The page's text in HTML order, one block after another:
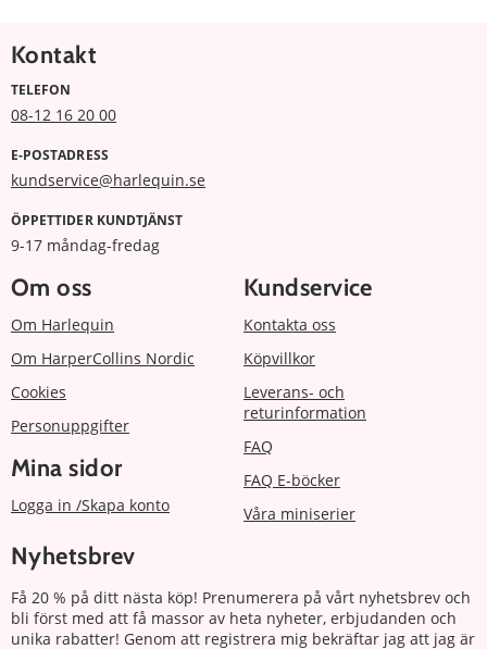
Kontakt
TELEFON
08-12 16 20 00
E-POSTADRESS
kundservice@harlequin.se
ÖPPETTIDER KUNDTJÄNST
9-17 måndag-fredag
Om oss
Om Harlequin
Om HarperCollins Nordic
Cookies
Personuppgifter
Mina sidor
Logga in /Skapa konto
Kundservice
Kontakta oss
Köpvillkor
Leverans- och
returinformation
FAQ
FAQ E-böcker
Våra miniserier
Nyhetsbrev
Få 20 % på ditt nästa köp! Prenumerera på vårt nyhetsbrev och
bli först med att få massor av heta nyheter, erbjudanden och
unika rabatter! Genom att registrera mig bekräftar jag att jag är